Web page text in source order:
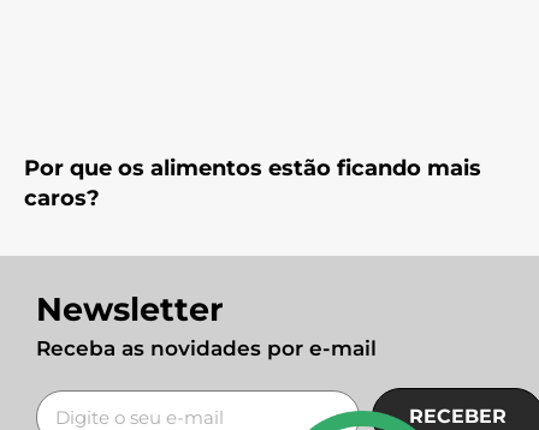
Por que os alimentos estão ficando mais
caros?
Newsletter
Receba as novidades por e-mail
RECEBER